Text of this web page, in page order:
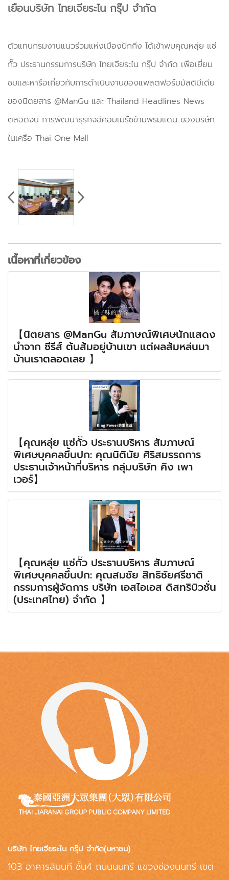
เยือนบริษัท ไทยเจียระไน กรุ๊ป จำกัด
ตัวแทนกรมงานแนวร่วมแห่งเมืองปักกิ่ง ได้เข้าพบคุณหลุ่ย แซ่
กั๊ว ประธานกรรมการบริษัท ไทยเจียระไน กรุ๊ป จำกัด เพือเยี่ยม
ชมและหารือเกี่ยวกับการดำเนินงานของแพลตฟอร์มมัลติมีเดีย
ของนิตยสาร @ManGu และ Thailand Headlines News
ตลอดจน การพัฒนาธุรกิจอีคอมเมิร์ซข้ามพรมแดน ของบริษัท
ในเครือ Thai One Mall
เนื้อหาที่เกี่ยวข้อง
【นิตยสาร @ManGu สัมภาษณ์พิเศษนักแสดง
นำจาก ซีรีส์ ต้นส้มอยู่บ้านเขา แต่ผลส้มหล่นมา
บ้านเราตลอดเลย 】
【คุณหลุ่ย แซ่กั๊ว ประธานบริหาร สัมภาษณ์
พิเศษบุคคลขึ้นปก: คุณนิตินัย ศิริสมรรถการ
ประธานเจ้าหน้าที่บริหาร กลุ่มบริษัท คิง เพา
เวอร์】
【คุณหลุ่ย แซ่กั๊ว ประธานบริหาร สัมภาษณ์
พิเศษบุคคลขึ้นปก: คุณสมชัย สิทธิชัยศรีชาติ
กรรมการผู้จัดการ บริษัท เอสไอเอส ดิสทริบิวชั่น
(ประเทศไทย) จำกัด 】
บริษัท ไทยเจียระไน กรุ๊ป จำกัด(มหาชน)
103 อาคารสินนที ชั้น4 ถนนนนทรี แขวงช่องนนทรี เขต